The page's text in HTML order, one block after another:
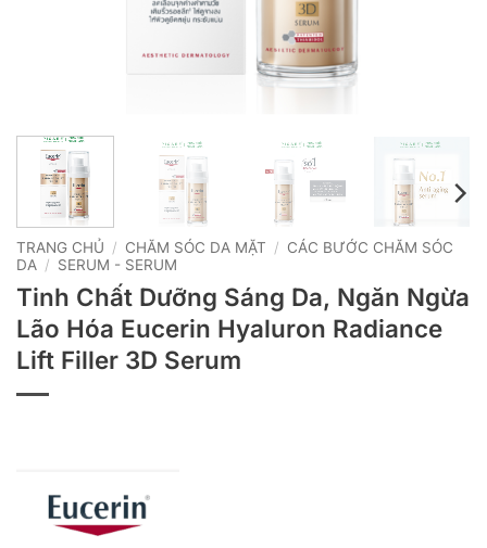
TRANG CHỦ / CHĂM SÓC DA MẶT / CÁC BƯỚC CHĂM SÓC
DA / SERUM - SERUM
Tinh Chất Dưỡng Sáng Da, Ngăn Ngừa
Lão Hóa Eucerin Hyaluron Radiance
Lift Filler 3D Serum